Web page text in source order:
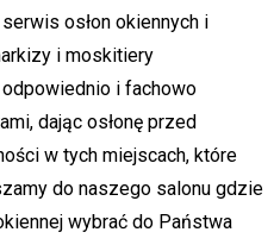
osłon okiennych i
i moskitiery
i fachowo
dając osłonę przed
w tych miejscach, które
do naszego salonu gdzie
wybrać do Państwa